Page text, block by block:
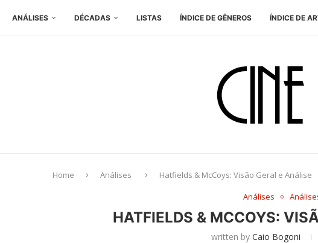
ANÁLISES DÉCADAS LISTAS ÍNDICE DE GÊNEROS ÍNDICE DE
Home Análises
Hatfields & McCoys: Visão Geral e Análise
Análises
HATFIELDS & MCCOYS:
written byCaio Bogoni